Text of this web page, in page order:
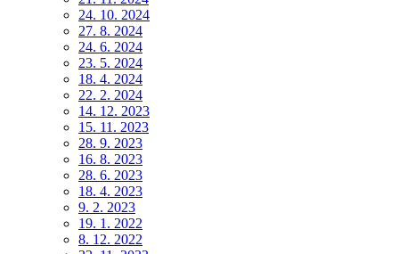
24. 10. 2024
27. 8. 2024
24. 6. 2024
23. 5. 2024
18. 4. 2024
22. 2. 2024
14. 12. 2023
15. 11. 2023
28. 9. 2023
16. 8. 2023
28. 6. 2023
18. 4. 2023
9. 2. 2023
19. 1. 2022
8. 12. 2022